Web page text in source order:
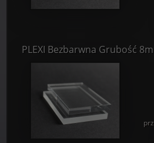
PLEXI Bezbarwna Grubość